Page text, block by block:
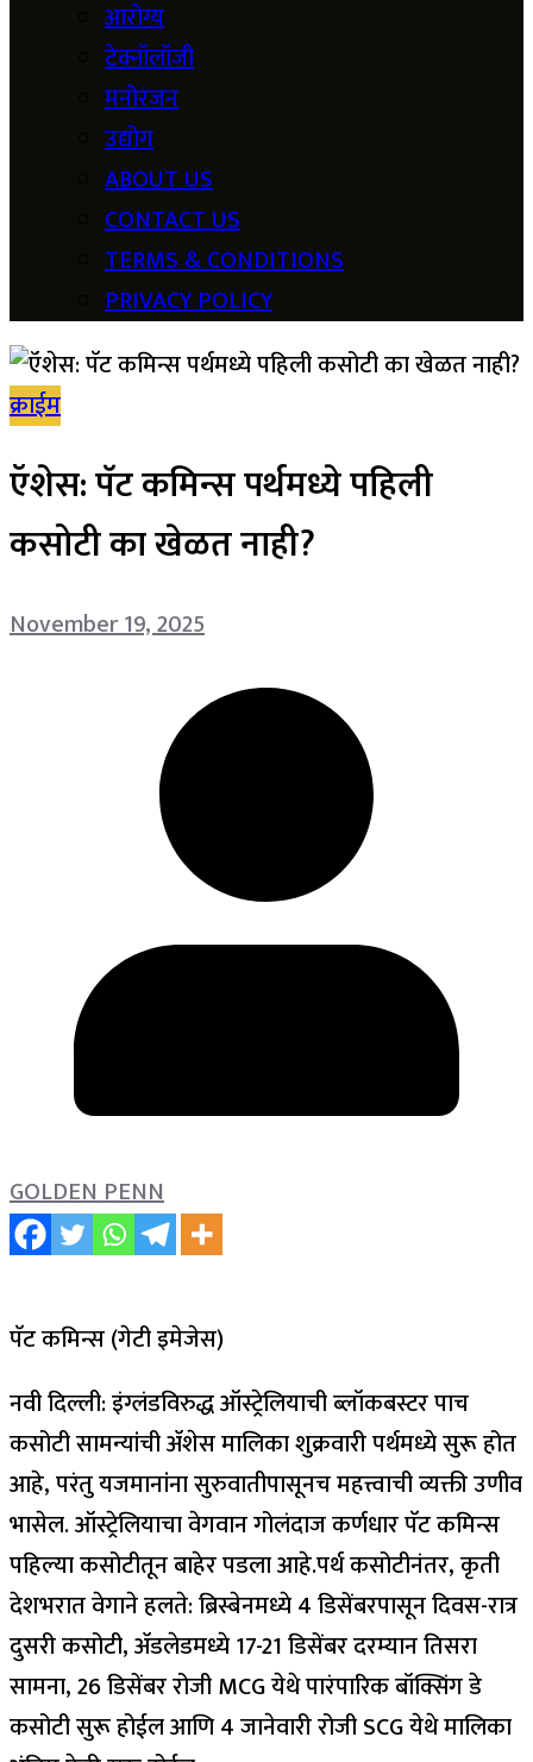
आरोग्य
टेक्नॉलॉजी
मनोरंजन
उद्योग
ABOUT US
CONTACT US
TERMS & CONDITIONS
PRIVACY POLICY
क्राईम
ऍशेस: पॅट कमिन्स पर्थमध्ये पहिली
कसोटी का खेळत नाही?
November 19, 2025
GOLDEN PENN
पॅट कमिन्स (गेटी इमेजेस)
नवी दिल्ली: इंग्लंडविरुद्ध ऑस्ट्रेलियाची ब्लॉकबस्टर पाच
कसोटी सामन्यांची ॲशेस मालिका शुक्रवारी पर्थमध्ये सुरू होत
आहे, परंतु यजमानांना सुरुवातीपासूनच महत्त्वाची व्यक्ती उणीव
भासेल. ऑस्ट्रेलियाचा वेगवान गोलंदाज कर्णधार पॅट कमिन्स
पहिल्या कसोटीतून बाहेर पडला आहे.पर्थ कसोटीनंतर, कृती
देशभरात वेगाने हलते: ब्रिस्बेनमध्ये 4 डिसेंबरपासून दिवस-रात्र
दुसरी कसोटी, ॲडलेडमध्ये 17-21 डिसेंबर दरम्यान तिसरा
सामना, 26 डिसेंबर रोजी MCG येथे पारंपारिक बॉक्सिंग डे
कसोटी सुरू होईल आणि 4 जानेवारी रोजी SCG येथे मालिका